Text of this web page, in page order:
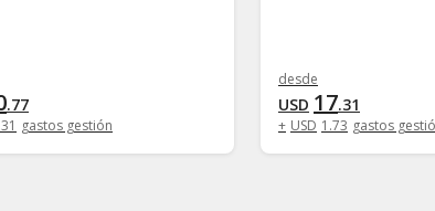
.77
31 gastos gestión
desde
USD 17.31
+ USD 1 .73 gastos